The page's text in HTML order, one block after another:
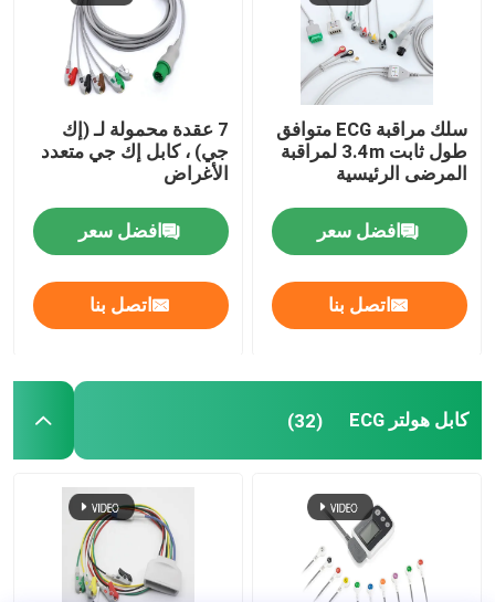
سلك مراقبة ECG متوافق
طول ثابت 3.4m لمراقبة
المرضى الرئيسية
افضل سعر
اتصل بنا
7 عقدة محمولة لـ (إك
جي) ، كابل إك جي متعدد
الأغراض
افضل سعر
اتصل بنا
كابل هولتر ECG (32)